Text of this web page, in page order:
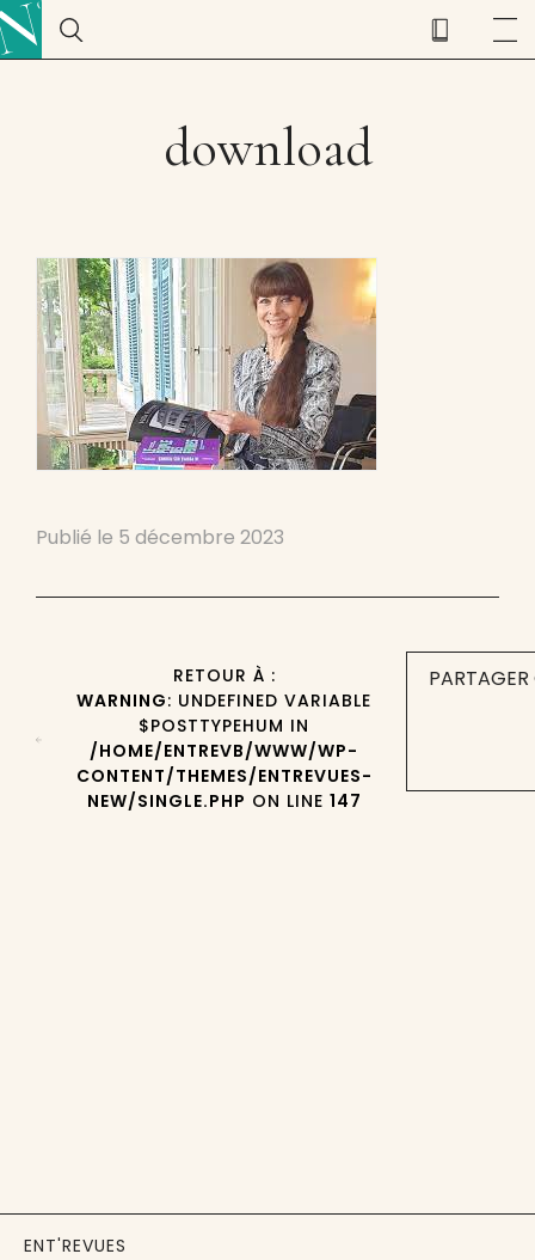
download
Publié le 5 décembre 2023
RETOUR À :
WARNING: UNDEFINED VARIABLE
$POSTTYPEHUM IN
/HOME/ENTREVB/WWW/WP-
CONTENT/THEMES/ENTREVUES-
NEW/SINGLE.PHP ON LINE 147
ENT'REVUES